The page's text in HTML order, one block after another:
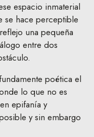
espacio inmaterial
se hace perceptible
una pequeña
entre dos
poética el
lo que no es
epifanía y
y sin embargo